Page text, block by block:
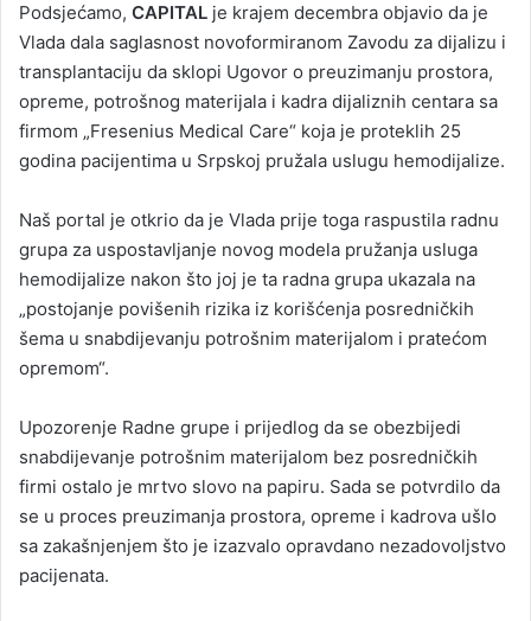
Podsjećamo, CAPITAL je krajem decembra objavio da je
Vlada dala saglasnost novoformiranom Zavodu za dijalizu i
transplantaciju da sklopi Ugovor o preuzimanju prostora,
opreme, potrošnog materijala i kadra dijaliznih centara sa
firmom „Fresenius Medical Care“ koja je proteklih 25
godina pacijentima u Srpskoj pružala uslugu hemodijalize.
Naš portal je otkrio da je Vlada prije toga raspustila radnu
grupa za uspostavljanje novog modela pružanja usluga
hemodijalize nakon što joj je ta radna grupa ukazala na
„postojanje povišenih rizika iz korišćenja posredničkih
šema u snabdijevanju potrošnim materijalom i pratećom
opremom“.
Upozorenje Radne grupe i prijedlog da se obezbijedi
snabdijevanje potrošnim materijalom bez posredničkih
firmi ostalo je mrtvo slovo na papiru. Sada se potvrdilo da
se u proces preuzimanja prostora, opreme i kadrova ušlo
sa zakašnjenjem što je izazvalo opravdano nezadovoljstvo
pacijenata.